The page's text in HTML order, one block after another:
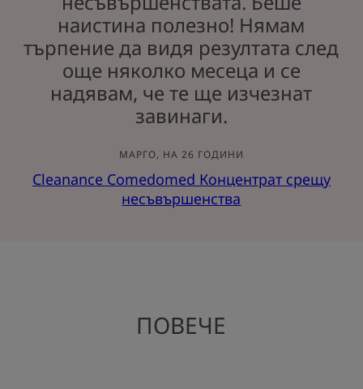
наистина полезно! Нямам
търпение да видя резултата след
още няколко месеца и се
надявам, че те ще изчезнат
завинаги.
МАРГО, НА 26 ГОДИНИ
Cleanance Comedomed Концентрат срещу
несъвършенства
ПОВЕЧЕ